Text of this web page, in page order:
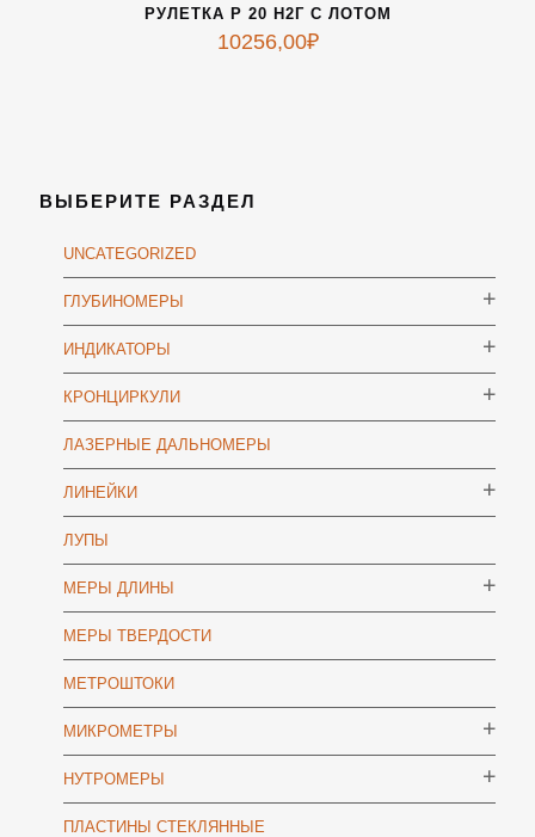
РУЛЕТКА Р 20 Н2Г С ЛОТОМ
10256,00₽
ВЫБЕРИТЕ РАЗДЕЛ
UNCATEGORIZED
ГЛУБИНОМЕРЫ
ИНДИКАТОРЫ
КРОНЦИРКУЛИ
ЛАЗЕРНЫЕ ДАЛЬНОМЕРЫ
ЛИНЕЙКИ
ЛУПЫ
МЕРЫ ДЛИНЫ
МЕРЫ ТВЕРДОСТИ
МЕТРОШТОКИ
МИКРОМЕТРЫ
НУТРОМЕРЫ
ПЛАСТИНЫ СТЕКЛЯННЫЕ